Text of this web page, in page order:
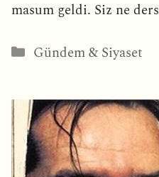
masum geldi. Siz ne
Kategoriler
Gündem & Siyaset